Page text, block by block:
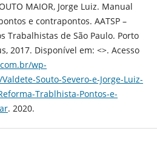
MAIOR, Jorge Luiz. Manual
e contrapontos. AATSP –
Trabalhistas de São Paulo. Porto
2017. Disponível em: <>. Acesso
wp-
Souto-Severo-e-Jorge-Luiz-
Trablhista-Pontos-e-
. 2020.